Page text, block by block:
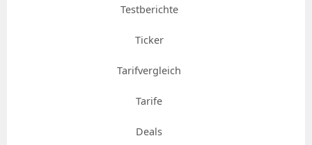
Testberichte
Ticker
Tarifvergleich
Tarife
Deals